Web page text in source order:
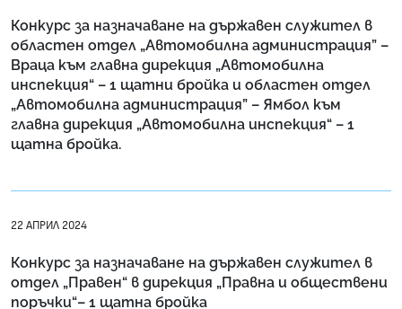
Конкурс за назначаване на държавен служител в
областен отдел „Автомобилна администрация” –
Враца към главна дирекция „Автомобилна
инспекция“ – 1 щатни бройка и областен отдел
„Автомобилна администрация” – Ямбол към
главна дирекция „Автомобилна инспекция“ – 1
щатна бройка.
22 АПРИЛ 2024
Конкурс за назначаване на държавен служител в
отдел „Правен“ в дирекция „Правна и обществени
поръчки“– 1 щатнa бройкa